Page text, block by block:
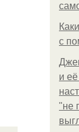
с
и
"не